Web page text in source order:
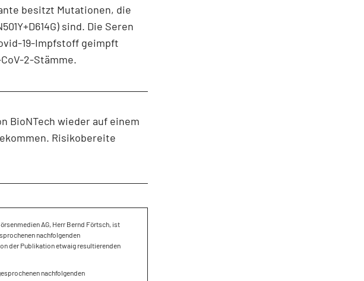
besitzt Mutationen, die
sind. Die Seren
19-Impfstoff geimpft
2-Stämme.
BioNTech wieder auf einem
Risikobereite
AG, Herr Bernd Förtsch, ist
nachfolgenden
der Publikation etwaig resultierenden
nachfolgenden